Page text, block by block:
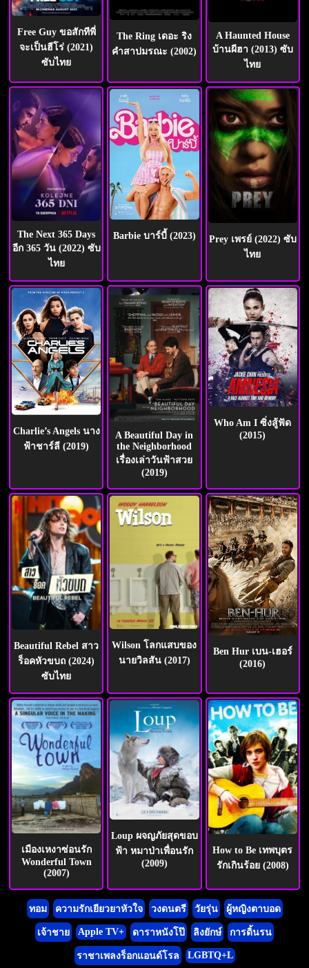
Free Guy ขอสักทีพี่
จะเป็นฮีโร่ (2021)
ซับไทย
The Ring เดอะ ริง
คำสาปมรณะ (2002)
A Haunted House
บ้านผีฮา (2013) ซับ
ไทย
The Next 365 Days
อีก 365 วัน (2022) ซับ
ไทย
Barbie บาร์บี้ (2023)
Prey เพรย์ (2022) ซับ
ไทย
Charlie’s Angels นาง
ฟ้าชาร์ลี (2019)
A Beautiful Day in
the Neighborhood
เรื่องเล่าวันฟ้าสวย
(2019)
Who Am I ซิ่งสู้ฟัด
(2015)
Beautiful Rebel สาว
ร็อคหัวขบถ (2024)
ซับไทย
Wilson โลกแสบของ
นายวิลสัน (2017)
Ben Hur เบน-เฮอร์
(2016)
เมืองเหงาซ่อนรัก
Wonderful Town
(2007)
Loup ผจญภัยสุดขอบ
ฟ้า หมาป่าเพื่อนรัก
(2009)
How to Be เทพบุตร
รักเกินร้อย (2008)
ทอม ความรักเยียวยาหัวใจ วงดนตรี วัยรุ่น ผู้หญิงตาบอด
เจ้าชาย Apple TV+ ดาราหนังโป๊ ลิงยักษ์ การดิ้นรน
ราชาเพลงร็อกแอนด์โรล LGBTQ+L